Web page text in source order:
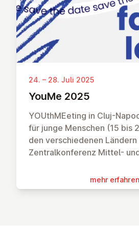
24. – 28. Juli 2025
YouMe 2025
YOUthMEeting in Cluj-
für junge Menschen (15 bis
den verschiedenen
Zentralkonferenz Mittel-
mehr erfahren